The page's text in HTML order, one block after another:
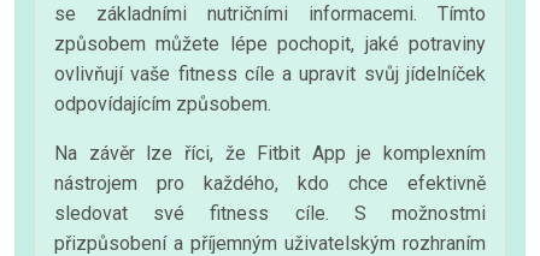
se základními nutričními informacemi. Tímto
způsobem můžete lépe pochopit, jaké potraviny
ovlivňují vaše fitness cíle a upravit svůj jídelníček
odpovídajícím způsobem.
Na závěr lze říci, že Fitbit App je komplexním
nástrojem pro každého, kdo chce efektivně
sledovat své fitness cíle. S možnostmi
přizpůsobení a příjemným uživatelským rozhraním